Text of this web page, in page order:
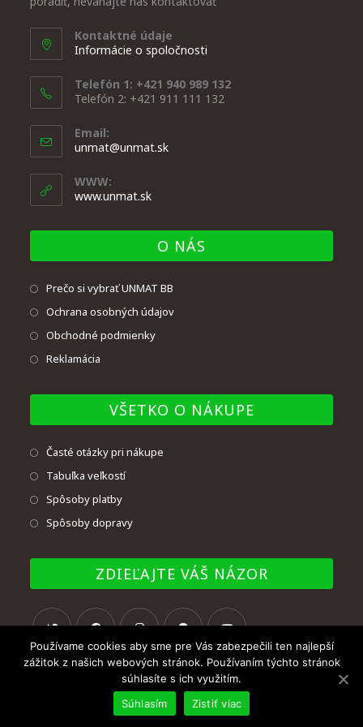
Kontaktné údaje
Informácie o spoločnosti
Telefón 1: +421 940 989 132
Telefón 2: +421 911 111 132
Email:
unmat@unmat.sk
WWW:
www.unmat.sk
O NÁS
Prečo si vybrať UNMAT BB
Ochrana osobných údajov
Obchodné podmienky
Reklamácia
VŠETKO O NÁKUPE
Časté otázky pri nákupe
Tabuľka veľkostí
Spôsoby platby
Spôsoby dopravy
ZDIEĽAJTE VÁŠ NÁZOR
© Copyright - UNMAT BB, s.r.o. 2020
Používame cookies aby sme pre Vás zabezpečili ten najlepší
zážitok z našich webových stránok. Používaním týchto stránok
súhlasíte s ich využitím.
Súhlasím
Zistiť viac